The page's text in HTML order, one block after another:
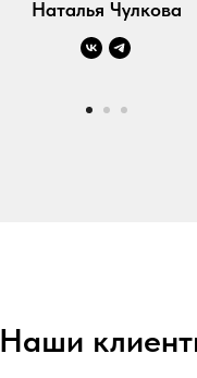
Наталья Чулкова
Наши